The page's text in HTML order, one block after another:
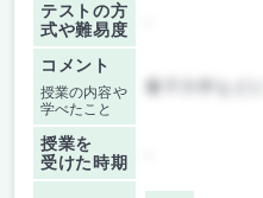
テストの方
式や難易度
コメント
授業の内容や
学べたこと
授業を
受けた時期